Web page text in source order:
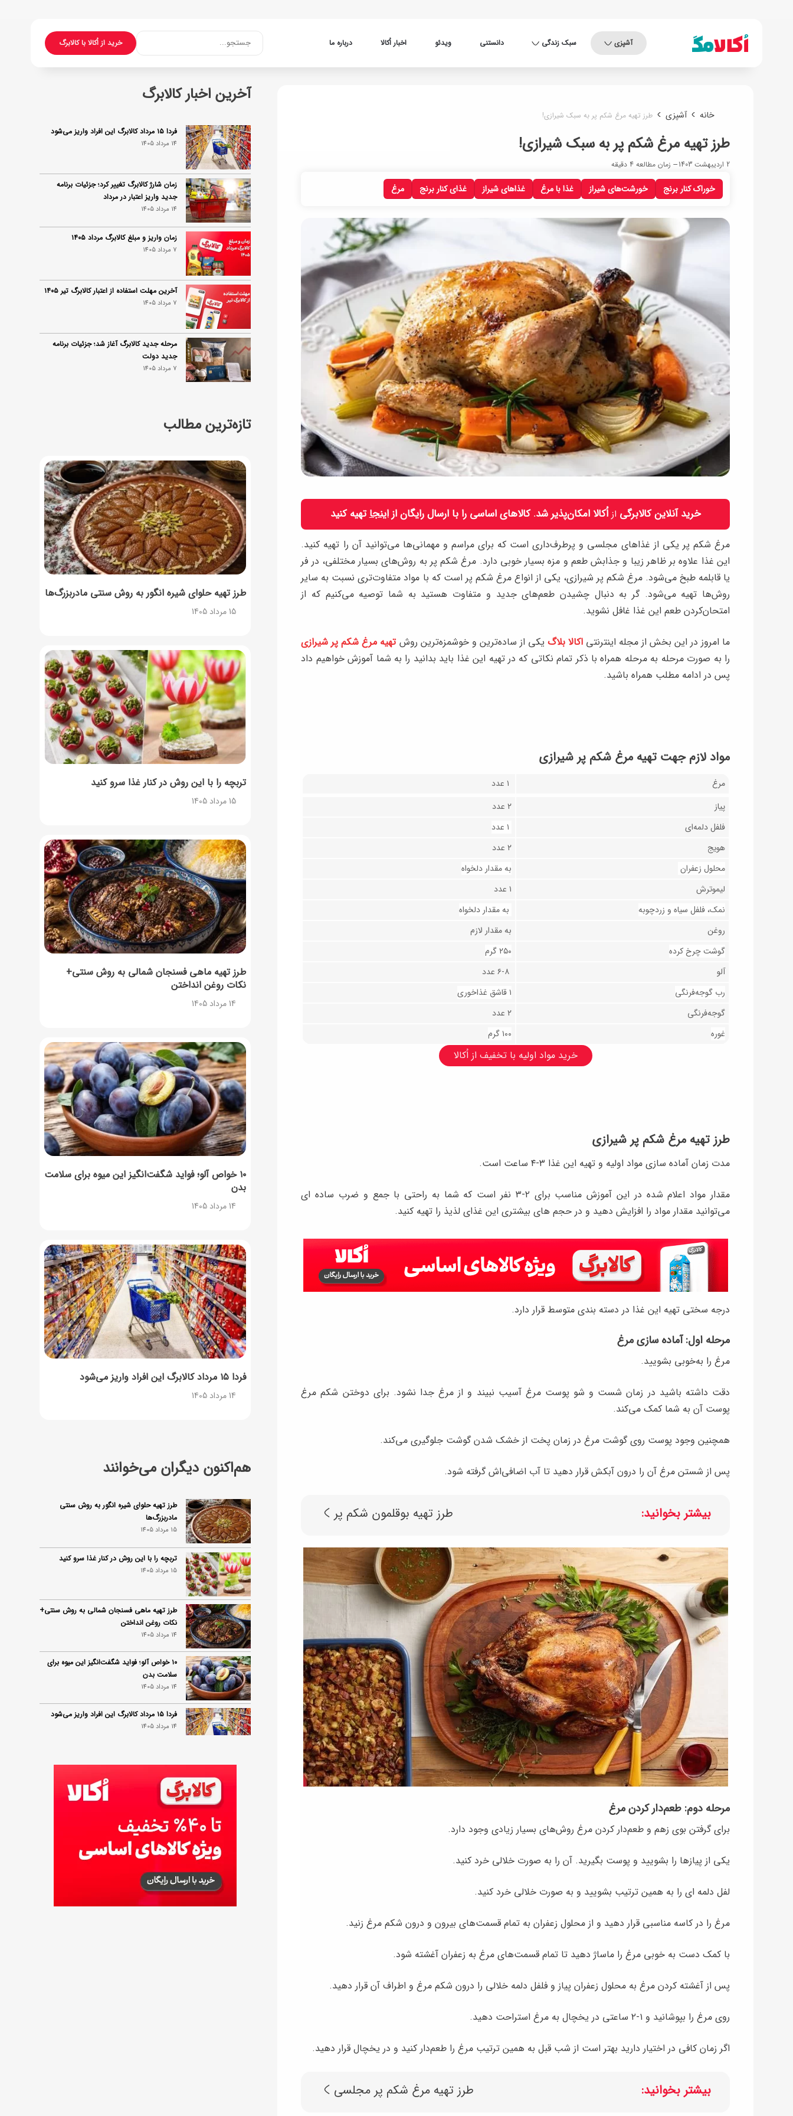
آشپزی سبک زندگی دانستنی ویدئو اخبار اُکالا درباره ما خرید از اُکالا با کالابرگجستجو...
خانه آشپزی طرز تهیه مرغ شکم پر به سبک شیرازی!
خوراک کنار برنج خورشت‌های شیراز غذا با مرغ غذاهای شیراز غذای کنار برنج مرغ
طرز تهیه مرغ شکم پر به سبک شیرازی!
2 اردیبهشت 1403 زمان مطالعه 4 دقیقه
خرید آنلاین کالابرگی ازاُکالا امکان‌پذیر شد. کالاهای اساسی را با ارسال رایگان ازاینجاتهیه کنید
مرغ شکم پر یکی از غذاهای مجلسی و پرطرف‌داری است که برای مراسم و مهمانی‌ها می‌توانید آن را تهیه کنید.
این غذا علاوه بر ظاهر زیبا و جذابش طعم و مزه بسیار خوبی دارد. مرغ شکم پر به روش‌های بسیار مختلفی، در فر
یا قابلمه طبخ می‌شود. مرغ شکم پر شیرازی، یکی از انواع مرغ شکم پر است که با مواد متفاوت‌تری نسبت به سایر
روش‌ها تهیه می‌شود. گر به دنبال چشیدن طعم‌های جدید و متفاوت هستید به شما توصیه می‌کنیم که از
امتحان‌کردن طعم این غذا غافل نشوید.
ما امروز در این بخش از مجله اینترنتی اکالا بلاگ یکی از ساده‌ترین و خوشمزه‌ترین روش‌ تهیه مرغ شکم پر شیرازی
را به صورت مرحله به مرحله همراه با ذکر تمام نکاتی که در تهیه این غذا باید بدانید را به شما آموزش خواهیم داد
پس در ادامه مطلب همراه باشید.
مواد لازم جهت تهیه مرغ شکم پر شیرازی
مرغ
پیاز
۲ عدد
فلفل دلمه‌ای
هویج
۲ عدد
محلول زعفران
به مقدار دلخواه
لیموترش
۱ عدد
نمک، فلفل سیاه و زردچوبه
به مقدار دلخواه
روغن
به مقدار لازم
گوشت چرخ کرده
۲۵۰ گرم
آلو
رب گوجه‌فرنگی
۱ قاشق غذاخوری
گوجه‌فرنگی
۲ عدد
غوره
۱۰۰ گرم
خرید مواد اولیه با تخفیف از اُکالا
طرز تهیه مرغ شکم پر شیرازی
مدت زمان آماده سازی مواد اولیه و تهیه این غذا ۳-۴ ساعت است.
مقدار مواد اعلام شده در این آموزش مناسب برای ۲-۳ نفر است که شما به راحتی با جمع و ضرب ساده ای
می‌توانید مقدار مواد را افزایش دهید و در حجم های بیشتری این غذای لذیذ را تهیه کنید.
درجه سختی تهیه این غذا در دسته بندی متوسط قرار دارد.
مرحله اول: آماده سازی مرغ
مرغ را به‌خوبی بشویید.
دقت داشته باشید در زمان شست و شو پوست مرغ آسیب نبیند و از مرغ جدا نشود. برای دوختن شکم مرغ
پوست آن به شما کمک می‌کند.
همچنین وجود پوست روی گوشت مرغ در زمان پخت از خشک شدن گوشت جلوگیری می‌کند.
پس از شستن مرغ آن را درون آبکش قرار دهید تا آب اضافی‌اش گرفته شود.
بیشتر بخوانید: طرز تهیه بوقلمون شکم پر
مرحله دوم: طعم‌دار کردن مرغ
برای گرفتن بوی زهم و طعم‌دار کردن مرغ روش‌های بسیار زیادی وجود دارد.
یکی از پیازها را بشویید و پوست بگیرید. آن را به صورت خلالی خرد کنید.
لفل دلمه ای را به همین ترتیب بشویید و به صورت خلالی خرد کنید.
مرغ را در کاسه مناسبی قرار دهید و از محلول زعفران به تمام قسمت‌های بیرون و درون شکم مرغ زنید.
با کمک دست به خوبی مرغ را ماساژ دهید تا تمام قسمت‌های مرغ به زعفران آغشته شود.
پس از آغشته کردن مرغ به محلول زعفران پیاز و فلفل دلمه خلالی را درون شکم مرغ و اطراف آن قرار دهید.
روی مرغ را بپوشانید و ۱-۲ ساعتی در یخچال به مرغ استراحت دهید.
اگر زمان کافی در اختیار دارید بهتر است از شب قبل به همین ترتیب مرغ را طعم‌دار کنید و در یخچال قرار دهید.
بیشتر بخوانید: طرز تهیه مرغ شکم پر مجلسی
آخرین اخبار کالابرگ
فردا ۱۵ مرداد کالابرگ این افراد واریز می‌شود
14 مرداد 1405
زمان شارژ کالابرگ تغییر کرد؛ جزئیات برنامه
جدید واریز اعتبار در مرداد
14 مرداد 1405
زمان واریز و مبلغ کالابرگ مرداد ۱۴۰۵
7 مرداد 1405
آخرین مهلت استفاده از اعتبار کالابرگ تیر ۱۴۰۵
7 مرداد 1405
مرحله جدید کالابرگ آغاز شد؛ جزئیات برنامه
جدید دولت
7 مرداد 1405
تازه‌ترین مطالب
طرز تهیه حلوای شیره انگور به روش سنتی مادربزرگ‌ها
15 مرداد 1405
تربچه را با این روش در کنار غذا سرو کنید
15 مرداد 1405
طرز تهیه ماهی فسنجان شمالی به روش سنتی+
نکات روغن انداختن
14 مرداد 1405
۱۰ خواص آلو؛ فواید شگفت‌انگیز این میوه برای سلامت
بدن
14 مرداد 1405
فردا ۱۵ مرداد کالابرگ این افراد واریز می‌شود
14 مرداد 1405
هم‌اکنون دیگران می‌خوانند
طرز تهیه حلوای شیره انگور به روش سنتی
مادربزرگ‌ها
15 مرداد 1405
تربچه را با این روش در کنار غذا سرو کنید
15 مرداد 1405
طرز تهیه ماهی فسنجان شمالی به روش سنتی+
نکات روغن انداختن
14 مرداد 1405
۱۰ خواص آلو؛ فواید شگفت‌انگیز این میوه برای
سلامت بدن
14 مرداد 1405
فردا ۱۵ مرداد کالابرگ این افراد واریز می‌شود
14 مرداد 1405
زمان شارژ کالابرگ تغییر کرد؛ جزئیات برنامه
جدید واریز اعتبار در مرداد
14 مرداد 1405
توصیه‌های مهم برای دفع انواع حشرات در خانه
14 مرداد 1405
طرز تهیه آلبالو شور خانگی؛ خوش‌رنگ و بدون
کپک
14 مرداد 1405